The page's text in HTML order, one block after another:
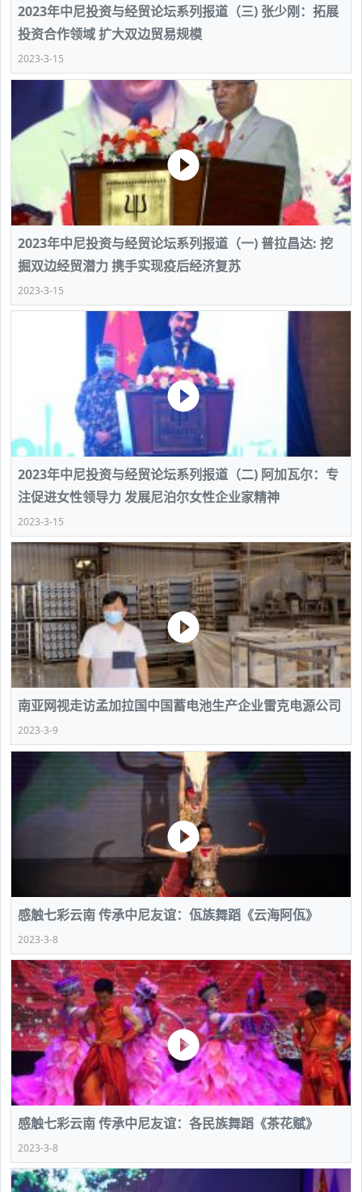
2023年中尼投资与经贸论坛系列报道（三) 张少刚：拓展
投资合作领域 扩大双边贸易规模
2023-3-15
2023年中尼投资与经贸论坛系列报道（一) 普拉昌达: 挖
掘双边经贸潜力 携手实现疫后经济复苏
2023-3-15
2023年中尼投资与经贸论坛系列报道（二) 阿加瓦尔：专
注促进女性领导力 发展尼泊尔女性企业家精神
2023-3-15
南亚网视走访孟加拉国中国蓄电池生产企业雷克电源公司
2023-3-9
感触七彩云南 传承中尼友谊：佤族舞蹈《云海阿佤》
2023-3-8
感触七彩云南 传承中尼友谊：各民族舞蹈《茶花赋》
2023-3-8